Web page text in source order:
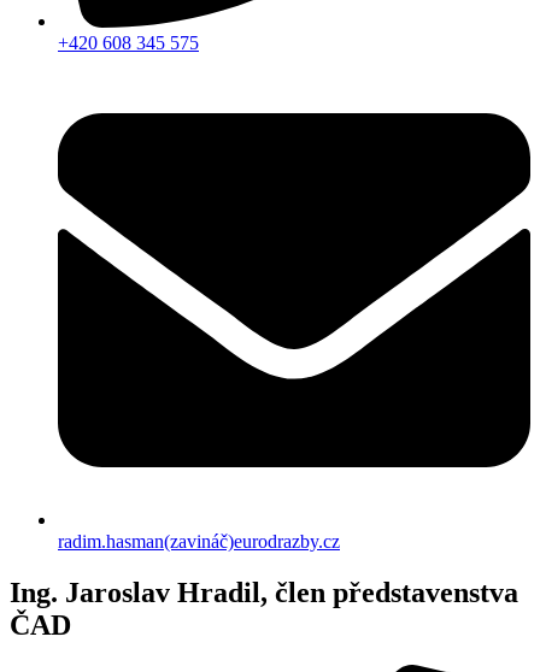
+420 608 345 575
radim.hasman(zavináč)eurodrazby.cz
Ing. Jaroslav Hradil, člen představenstva
ČAD